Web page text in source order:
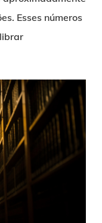
Esses números